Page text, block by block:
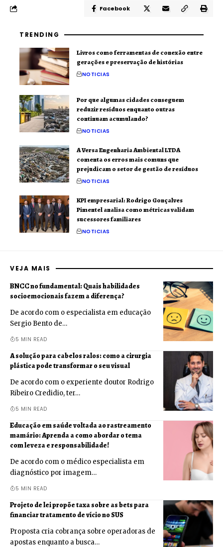
Facebook
TRENDING
Livros como ferramentas de conexão entre
gerações e preservação de histórias
NOTICIAS
Por que algumas cidades conseguem
reduzir resíduos enquanto outras
continuam acumulando?
NOTICIAS
A Versa Engenharia Ambiental LTDA
comenta os erros mais comuns que
prejudicam o setor de gestão de resíduos
NOTICIAS
KPI empresarial: Rodrigo Gonçalves
Pimentel analisa como métricas validam
sucessores familiares
NOTICIAS
VEJA MAIS
BNCC no fundamental: Quais habilidades
socioemocionais fazem a diferença?
De acordo com o especialista em educação
Sergio Bento de…
5 MIN READ
A solução para cabelos ralos: como a cirurgia
plástica pode transformar o seu visual
De acordo com o experiente doutor Rodrigo
Ribeiro Credidio, ter…
5 MIN READ
Educação em saúde voltada ao rastreamento
mamário: Aprenda a como abordar o tema
com leveza e responsabilidade!
De acordo com o médico especialista em
diagnóstico por imagem…
5 MIN READ
Projeto de lei propõe taxa sobre as bets para
financiar tratamento de vício no SUS
Proposta cria cobrança sobre operadoras de
apostas enquanto a busca…